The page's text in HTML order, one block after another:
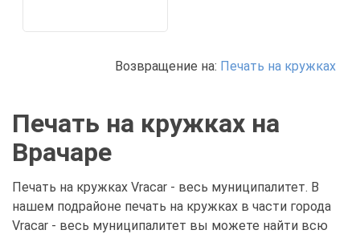
Возвращение на: Печать на кружках
Печать на кружках на
Врачаре
Печать на кружках Vracar - весь муниципалитет. В
нашем подрайоне печать на кружках в части города
Vracar - весь муниципалитет вы можете найти всю